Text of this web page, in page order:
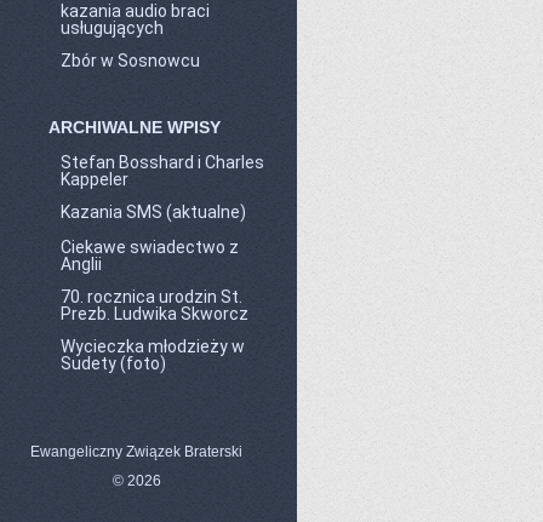
kazania audio braci
usługujących
Zbór w Sosnowcu
ARCHIWALNE WPISY
Stefan Bosshard i Charles
Kappeler
Kazania SMS (aktualne)
Ciekawe swiadectwo z
Anglii
70. rocznica urodzin St.
Prezb. Ludwika Skworcz
Wycieczka młodzieży w
Sudety (foto)
Ewangeliczny Związek Braterski
© 2026